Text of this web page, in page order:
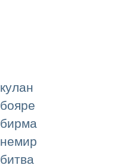
кулан
бояре
бирма
немир
битва